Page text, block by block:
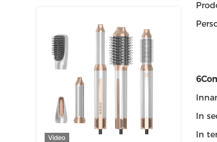
Video
In
In